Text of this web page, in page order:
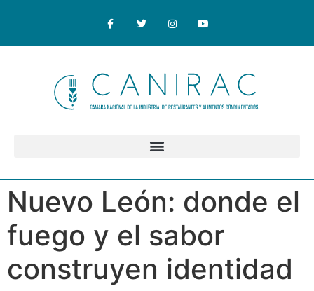
Nuevo León: donde el
fuego y el sabor
construyen identidad